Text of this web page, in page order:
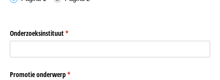
Onderzoeksinstituut*
(is vereist)
Promotie onderwerp*
(is vereist)